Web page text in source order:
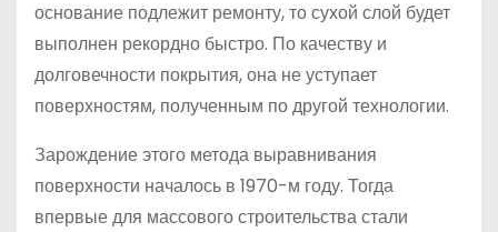
основание подлежит ремонту, то сухой слой будет
выполнен рекордно быстро. По качеству и
долговечности покрытия, она не уступает
поверхностям, полученным по другой технологии.
Зарождение этого метода выравнивания
поверхности началось в 1970-м году. Тогда
впервые для массового строительства стали